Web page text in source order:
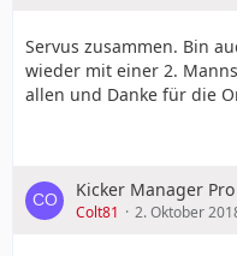
Servus zusammen. Bin
wieder mit einer 2.
allen und Danke für die
Kicker Manager
Colt81 2. Oktober